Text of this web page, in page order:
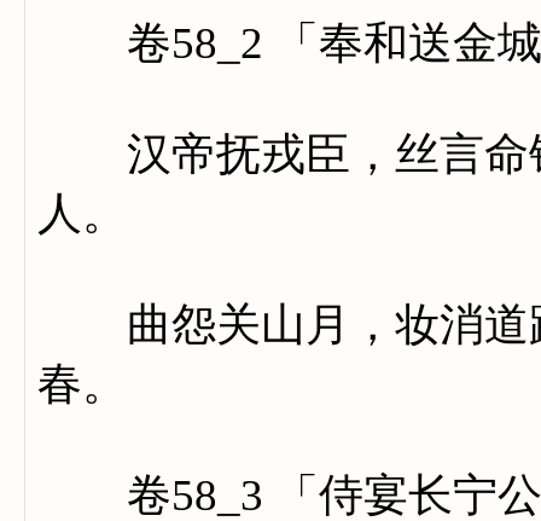
卷58_2 「奉和送金城
汉帝抚戎臣，丝言命
人。
曲怨关山月，妆消道
春。
卷58_3 「侍宴长宁公